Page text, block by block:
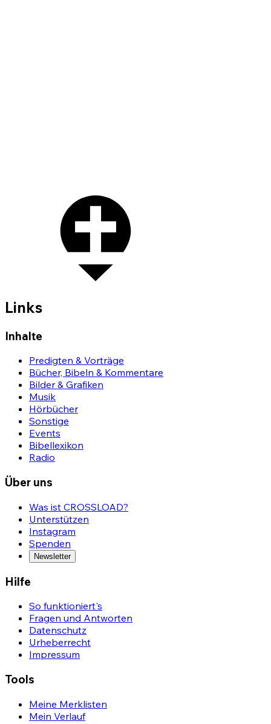
Links
Inhalte
Predigten & Vorträge
Bücher, Bibeln & Kommentare
Bilder & Grafiken
Musik
Hörbücher
Sonstige
Events
Bibellexikon
Radio
Über uns
Was ist CROSSLOAD?
Unterstützen
Instagram
Spenden
Newsletter
Hilfe
So funktioniert's
Fragen und Antworten
Datenschutz
Urheberrecht
Impressum
Tools
Meine Merklisten
Mein Verlauf